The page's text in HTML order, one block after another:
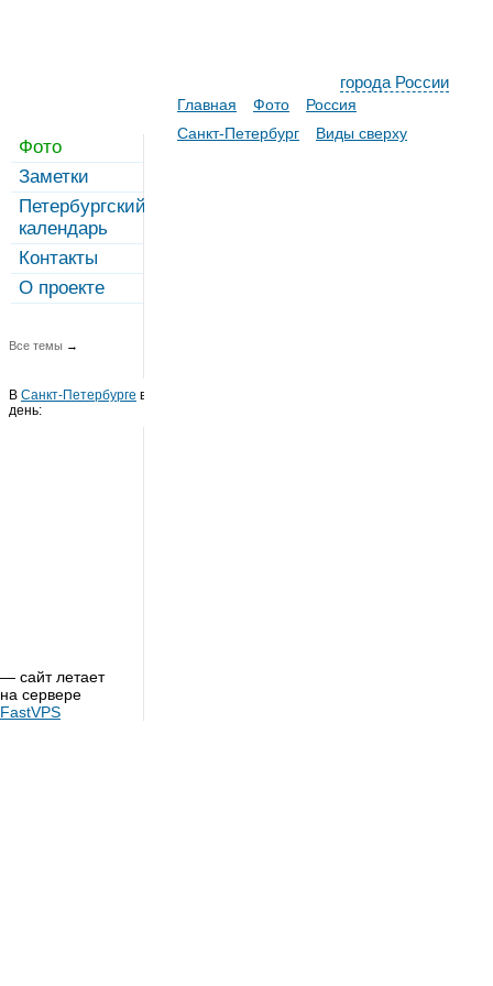
города России
Фото
Заметки
Петербургский
календарь
Контакты
О проекте
Все темы →
В Санкт-Петербурге в этот
день:
— сайт летает
на сервере
FastVPS
Главная Фото
Россия
Санкт-Петербург
Виды сверху